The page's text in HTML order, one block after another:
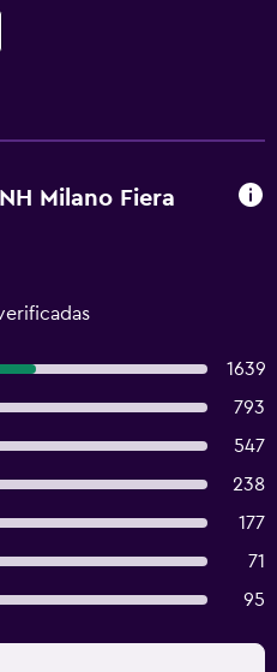
Milano Fiera
1639
793
547
238
177
71
95